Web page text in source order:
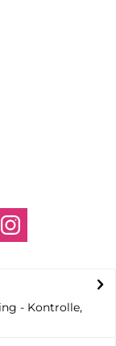
- Kontrolle,